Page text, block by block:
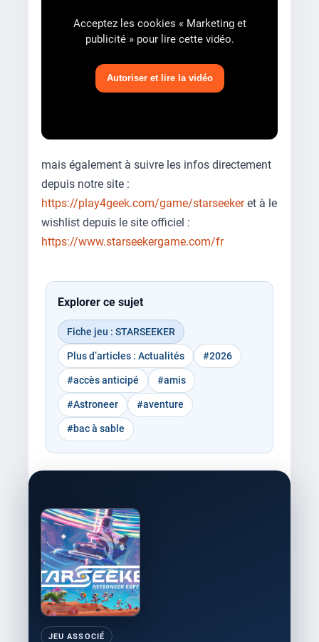
Acceptez les cookies « Marketing et
publicité » pour lire cette vidéo.
Autoriser et lire la vidéo
mais également à suivre les infos directement
depuis notre site :
https://play4geek.com/game/starseekeret à le
wishlist depuis le site officiel :
https://www.starseekergame.com/fr
Explorer ce sujet
Fiche jeu : STARSEEKER
Plus d’articles : Actualités #2026
#accès anticipé #amis
#Astroneer #aventure
#bac à sable
JEU ASSOCIÉ